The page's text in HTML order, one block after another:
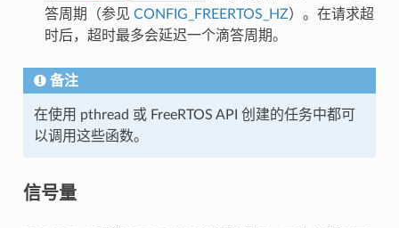
答周期（参见 CONFIG_FREERTOS_HZ）。在请求超
时后，超时最多会延迟一个滴答周期。
备注
在使用 pthread 或 FreeRTOS API 创建的任务中都可
以调用这些函数。
信号量